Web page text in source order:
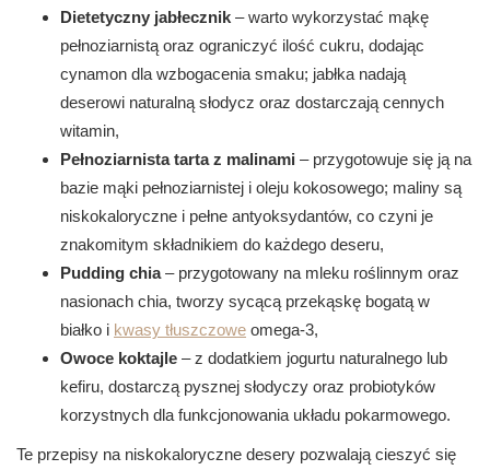
Dietetyczny jabłecznik – warto wykorzystać mąkę
pełnoziarnistą oraz ograniczyć ilość cukru, dodając
cynamon dla wzbogacenia smaku; jabłka nadają
deserowi naturalną słodycz oraz dostarczają cennych
witamin,
Pełnoziarnista tarta z malinami – przygotowuje się ją na
bazie mąki pełnoziarnistej i oleju kokosowego; maliny są
niskokaloryczne i pełne antyoksydantów, co czyni je
znakomitym składnikiem do każdego deseru,
Pudding chia– przygotowany na mleku roślinnym oraz
nasionach chia, tworzy sycącą przekąskę bogatą w
białko i kwasy tłuszczowe omega-3,
Owoce koktajle – z dodatkiem jogurtu naturalnego lub
kefiru, dostarczą pysznej słodyczy oraz probiotyków
korzystnych dla funkcjonowania układu pokarmowego.
Te przepisy na niskokaloryczne desery pozwalają cieszyć się